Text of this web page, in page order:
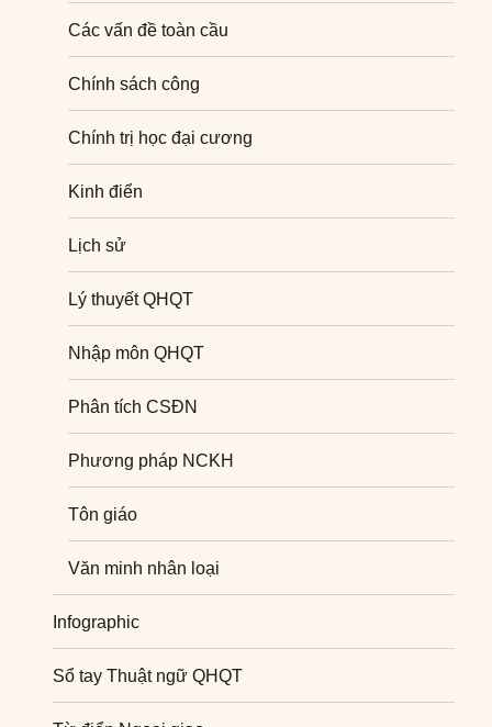
Các vấn đề toàn cầu
Chính sách công
Chính trị học đại cương
Kinh điển
Lịch sử
Lý thuyết QHQT
Nhập môn QHQT
Phân tích CSĐN
Phương pháp NCKH
Tôn giáo
Văn minh nhân loại
Infographic
Sổ tay Thuật ngữ QHQT